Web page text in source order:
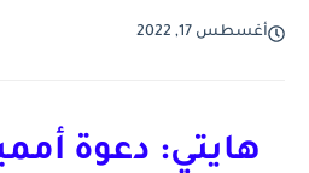
أغسطس 17, 2022
هايتي: دعوة